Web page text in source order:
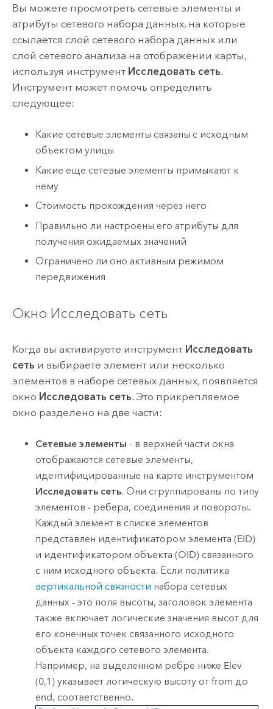
Вы можете просмотреть сетевые элементы и
атрибуты сетевого набора данных, на которые
ссылается слой сетевого набора данных или
слой сетевого анализа на отображении карты,
используя инструмент Исследовать сеть.
Инструмент может помочь определить
следующее:
Какие сетевые элементы связаны с исходным
объектом улицы
Какие еще сетевые элементы примыкают к
нему
Стоимость прохождения через него
Правильно ли настроены его атрибуты для
получения ожидаемых значений
Ограничено ли оно активным режимом
передвижения
Окно Исследовать сеть
Когда вы активируете инструмент Исследовать
сеть и выбираете элемент или несколько
элементов в наборе сетевых данных, появляется
окно Исследовать сеть. Это прикрепляемое
окно разделено на две части:
Сетевые элементы - в верхней части окна
отображаются сетевые элементы,
идентифицированные на карте инструментом
Исследовать сеть. Они сгруппированы по типу
элементов - ребера, соединения и повороты.
Каждый элемент в списке элементов
представлен идентификатором элемента (EID)
и идентификатором объекта (OID) связанного
с ним исходного объекта. Если политика
вертикальной связности набора сетевых
данных - это поля высоты, заголовок элемента
также включает логические значения высот для
его конечных точек связанного исходного
объекта каждого сетевого элемента.
Например, на выделенном ребре ниже Elev
(0,1) указывает логическую высоту от from до
end, соответственно.